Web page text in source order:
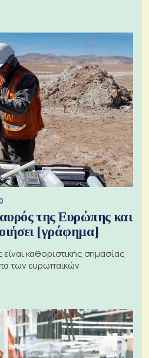
της Ευρώπης και
[γράφημα]
καθοριστικής σημασίας
των ευρωπαϊκών